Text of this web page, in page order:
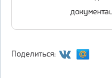
Поделиться: